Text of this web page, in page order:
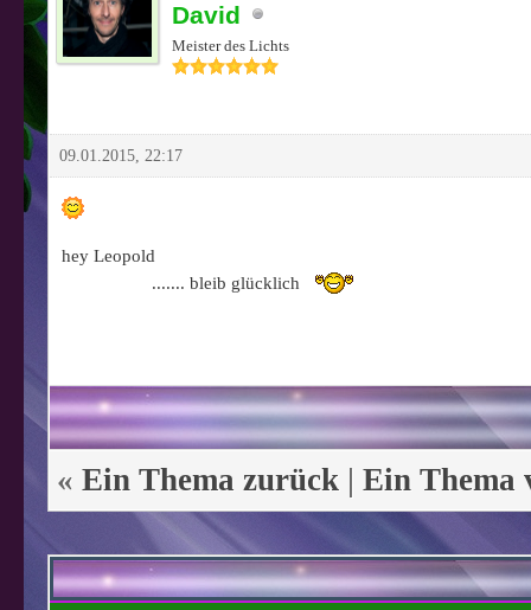
David
Meister des Lichts
09.01.2015, 22:17
hey Leopold
....... bleib glücklich
« Ein Thema zurück | Ein Thema